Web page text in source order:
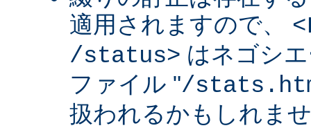
適用されますので、
/status> はネゴシ
ファイル "/
扱われるかもしれま